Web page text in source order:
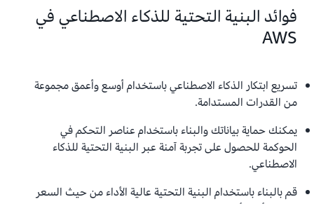
فوائد البنية التحتية للذكاء الاصطناعي في
AWS
تسريع ابتكار الذكاء الاصطناعي باستخدام أوسع وأعمق مجموعة
من القدرات المستدامة.
يمكنك حماية بياناتك والبناء باستخدام عناصر التحكم في
الحوكمة للحصول على تجربة آمنة عبر البنية التحتية للذكاء
الاصطناعي.
قم بالبناء باستخدام البنية التحتية عالية الأداء من حيث السعر